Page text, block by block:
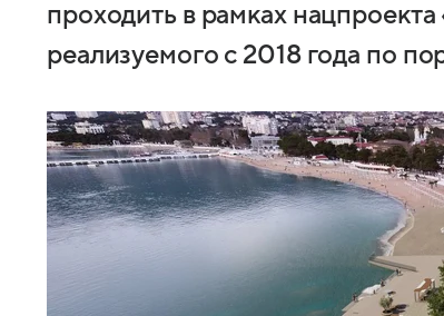
проходить в рамках
реализуемого с 2018 года по